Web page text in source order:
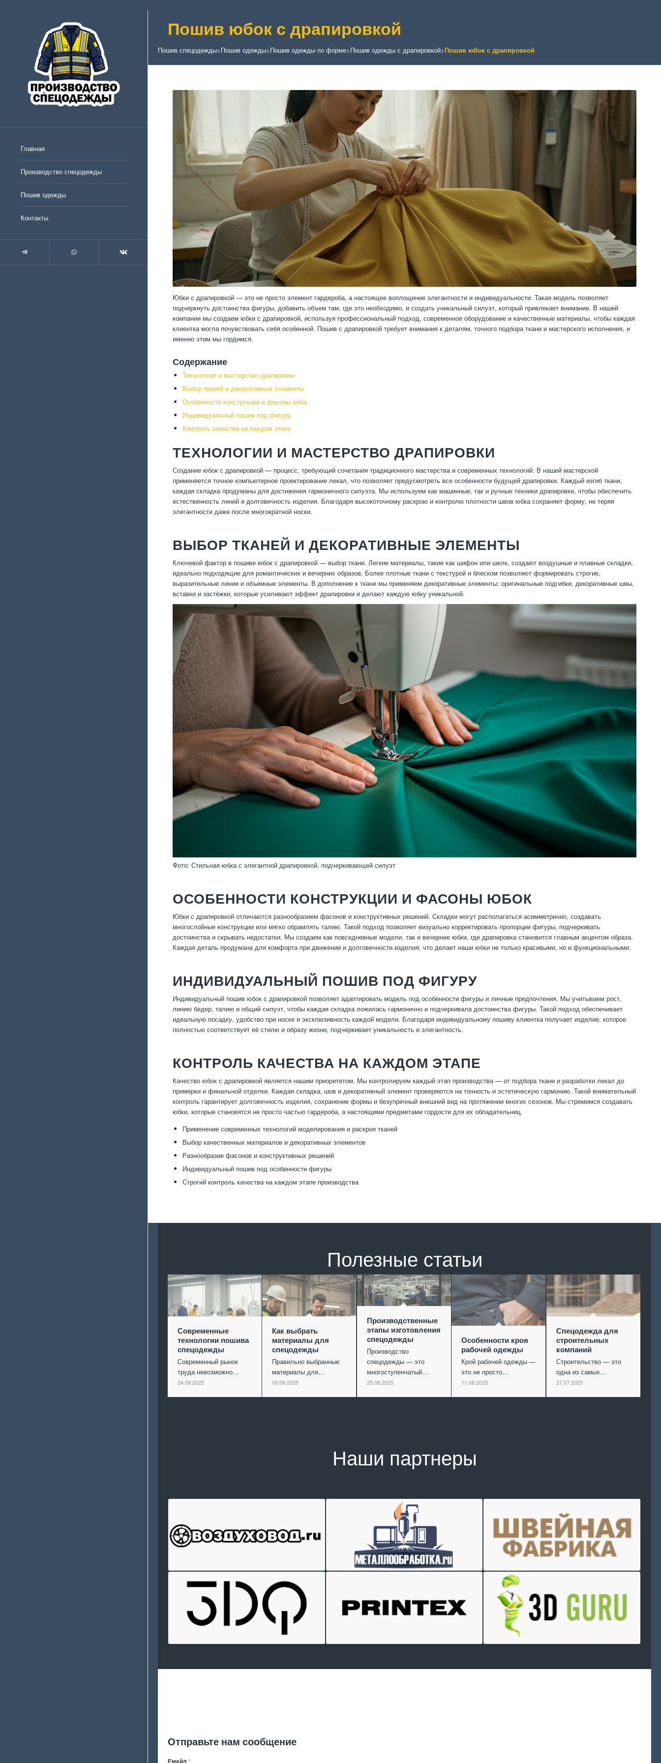
Главная
Производство спецодежды
Пошив одежды
Контакты
Пошив юбок с драпировкой
Пошив спецодежды>Пошив одежды>Пошив одежды по форме>Пошив одежды с драпировкой>Пошив юбок с драпировкой
Юбки с драпировкой — это не просто элемент гардероба, а настоящее воплощение элегантности и индивидуальности. Такая модель позволяет
подчеркнуть достоинства фигуры, добавить объем там, где это необходимо, и создать уникальный силуэт, который привлекает внимание. В нашей
компании мы создаем юбки с драпировкой, используя профессиональный подход, современное оборудование и качественные материалы, чтобы каждая
клиентка могла почувствовать себя особенной. Пошив с драпировкой требует внимания к деталям, точного подбора ткани и мастерского исполнения, и
именно этим мы гордимся.
Содержание
Технологии и мастерство драпировки
Выбор тканей и декоративные элементы
Особенности конструкции и фасоны юбок
Индивидуальный пошив под фигуру
Контроль качества на каждом этапе
ТЕХНОЛОГИИ И МАСТЕРСТВО ДРАПИРОВКИ
Создание юбок с драпировкой — процесс, требующий сочетания традиционного мастерства и современных технологий. В нашей мастерской
применяется точное компьютерное проектирование лекал, что позволяет предусмотреть все особенности будущей драпировки. Каждый изгиб ткани,
каждая складка продуманы для достижения гармоничного силуэта. Мы используем как машинные, так и ручные техники драпировки, чтобы обеспечить
естественность линий и долговечность изделия. Благодаря высокоточному раскрою и контролю плотности швов юбка сохраняет форму, не теряя
элегантности даже после многократной носки.
ВЫБОР ТКАНЕЙ И ДЕКОРАТИВНЫЕ ЭЛЕМЕНТЫ
Ключевой фактор в пошиве юбок с драпировкой — выбор ткани. Легкие материалы, такие как шифон или шелк, создают воздушные и плавные складки,
идеально подходящие для романтических и вечерних образов. Более плотные ткани с текстурой и блеском позволяют формировать строгие,
выразительные линии и объемные элементы. В дополнение к ткани мы применяем декоративные элементы: оригинальные подгибки, декоративные швы,
вставки и застёжки, которые усиливают эффект драпировки и делают каждую юбку уникальной.
Фото: Стильная юбка с элегантной драпировкой, подчеркивающей силуэт
ОСОБЕННОСТИ КОНСТРУКЦИИ И ФАСОНЫ ЮБОК
Юбки с драпировкой отличаются разнообразием фасонов и конструктивных решений. Складки могут располагаться асимметрично, создавать
многослойные конструкции или мягко обрамлять талию. Такой подход позволяет визуально корректировать пропорции фигуры, подчеркивать
достоинства и скрывать недостатки. Мы создаем как повседневные модели, так и вечерние юбки, где драпировка становится главным акцентом образа.
Каждая деталь продумана для комфорта при движении и долговечности изделия, что делает наши юбки не только красивыми, но и функциональными.
ИНДИВИДУАЛЬНЫЙ ПОШИВ ПОД ФИГУРУ
Индивидуальный пошив юбок с драпировкой позволяет адаптировать модель под особенности фигуры и личные предпочтения. Мы учитываем рост,
линию бедер, талию и общий силуэт, чтобы каждая складка ложилась гармонично и подчеркивала достоинства фигуры. Такой подход обеспечивает
идеальную посадку, удобство при носке и эксклюзивность каждой модели. Благодаря индивидуальному пошиву клиентка получает изделие, которое
полностью соответствует её стилю и образу жизни, подчеркивает уникальность и элегантность.
КОНТРОЛЬ КАЧЕСТВА НА КАЖДОМ ЭТАПЕ
Качество юбок с драпировкой является нашим приоритетом. Мы контролируем каждый этап производства — от подбора ткани и разработки лекал до
примерки и финальной отделки. Каждая складка, шов и декоративный элемент проверяются на точность и эстетическую гармонию. Такой внимательный
контроль гарантирует долговечность изделия, сохранение формы и безупречный внешний вид на протяжении многих сезонов. Мы стремимся создавать
юбки, которые становятся не просто частью гардероба, а настоящими предметами гордости для их обладательниц.
Применение современных технологий моделирования и раскроя тканей
Выбор качественных материалов и декоративных элементов
Разнообразие фасонов и конструктивных решений
Индивидуальный пошив под особенности фигуры
Строгий контроль качества на каждом этапе производства
Полезные статьи
Современные
технологии пошива
спецодежды
Современный рынок
труда невозможно…
24.09.2025
Как выбрать
материалы для
спецодежды
Правильно выбранные
материалы для…
09.09.2025
Производственные
этапы изготовления
спецодежды
Производство
спецодежды — это
многоступенчатый…
25.08.2025
Особенности кроя
рабочей одежды
Крой рабочей одежды —
это не просто…
11.08.2025
Спецодежда для
строительных
компаний
Строительство — это
одна из самых…
27.07.2025
Наши партнеры
Отправьте нам сообщение
Емейл *